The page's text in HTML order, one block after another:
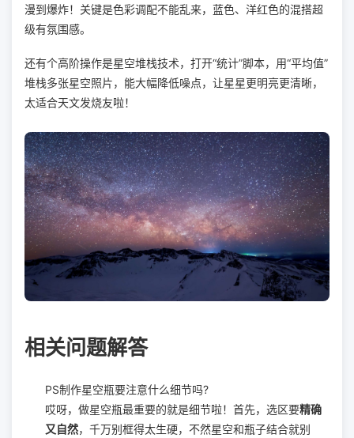
漫到爆炸！关键是色彩调配不能乱来，蓝色、洋红色的混搭超
级有氛围感。
还有个高阶操作是星空堆栈技术，打开“统计”脚本，用“平均值”
堆栈多张星空照片，能大幅降低噪点，让星星更明亮更清晰，
太适合天文发烧友啦！
相关问题解答
PS制作星空瓶要注意什么细节吗?
哎呀，做星空瓶最重要的就是细节啦！首先，选区要精确
又自然，千万别框得太生硬，不然星空和瓶子结合就别